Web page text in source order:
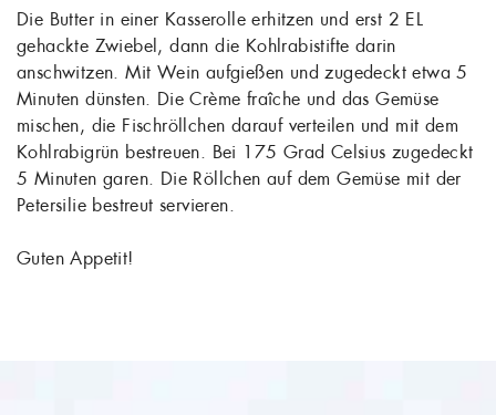
Die Butter in einer Kasserolle erhitzen und erst 2 EL
gehackte Zwiebel, dann die Kohlrabistifte darin
anschwitzen. Mit Wein aufgießen und zugedeckt etwa 5
Minuten dünsten. Die Crème fraîche und das Gemüse
mischen, die Fischröllchen darauf verteilen und mit dem
Kohlrabigrün bestreuen. Bei 175 Grad Celsius zugedeckt
5 Minuten garen. Die Röllchen auf dem Gemüse mit der
Petersilie bestreut servieren.
Guten Appetit!